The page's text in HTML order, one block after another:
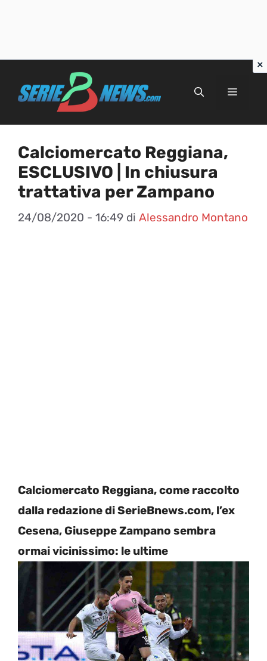
Menu
Calciomercato Reggiana,
ESCLUSIVO | In chiusura
trattativa per Zampano
24/08/2020 - 16:49 di Alessandro Montano
Calciomercato Reggiana, come raccolto
dalla redazione di SerieBnews.com, l’ex
Cesena, Giuseppe Zampano sembra
ormai vicinissimo: le ultime